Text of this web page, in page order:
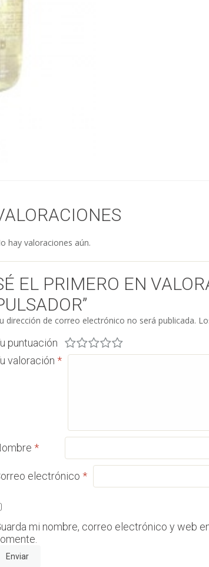
hay valoraciones aún.
EL PRIMERO EN
dirección de correo electrónico no será publicada.
puntuación
valoración*
*
electrónico*
mi nombre, correo electrónico y web